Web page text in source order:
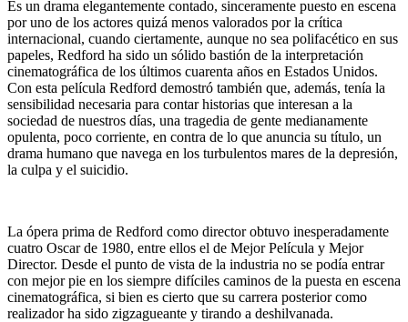
Es un drama elegantemente contado, sinceramente puesto en escena
por uno de los actores quizá menos valorados por la crítica
internacional, cuando ciertamente, aunque no sea polifacético en sus
papeles, Redford ha sido un sólido bastión de la interpretación
cinematográfica de los últimos cuarenta años en Estados Unidos.
Con esta película Redford demostró también que, además, tenía la
sensibilidad necesaria para contar historias que interesan a la
sociedad de nuestros días, una tragedia de gente medianamente
opulenta, poco corriente, en contra de lo que anuncia su título, un
drama humano que navega en los turbulentos mares de la depresión,
la culpa y el suicidio.
La ópera prima de Redford como director obtuvo inesperadamente
cuatro Oscar de 1980, entre ellos el de Mejor Película y Mejor
Director. Desde el punto de vista de la industria no se podía entrar
con mejor pie en los siempre difíciles caminos de la puesta en escena
cinematográfica, si bien es cierto que su carrera posterior como
realizador ha sido zigzagueante y tirando a deshilvanada.